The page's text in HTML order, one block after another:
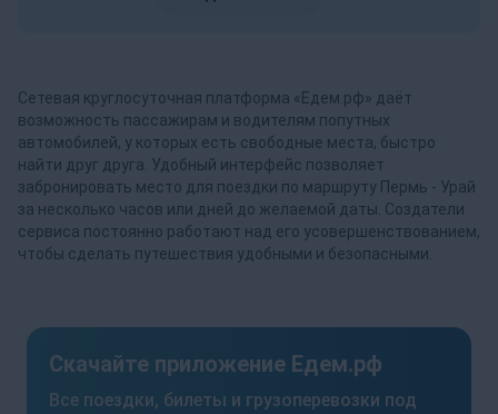
Сетевая круглосуточная платформа «Едем.рф» даёт
возможность пассажирам и водителям попутных
автомобилей, у которых есть свободные места, быстро
найти друг друга. Удобный интерфейс позволяет
забронировать место для поездки по маршруту Пермь - Урай
за несколько часов или дней до желаемой даты. Создатели
сервиса постоянно работают над его усовершенствованием,
чтобы сделать путешествия удобными и безопасными.
Скачайте приложение Едем.рф
Все поездки, билеты и грузоперевозки под